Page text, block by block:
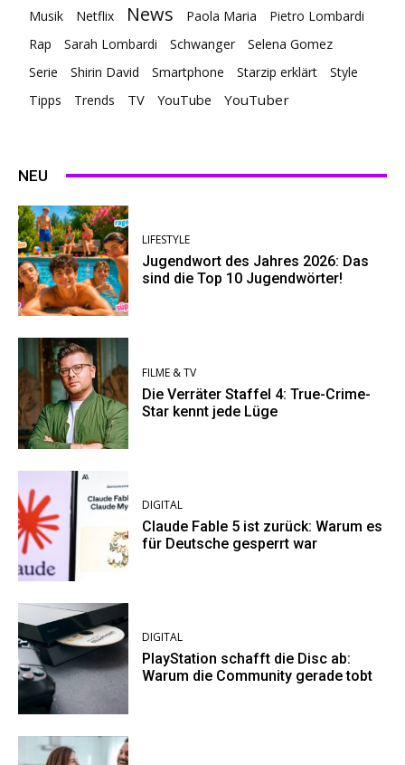
Musik
Netflix News Paola Maria
Pietro Lombardi
Rap
Sarah Lombardi Schwanger
Selena Gomez
Serie
Shirin David Smartphone Starzip erklärt
Style
Tipps
Trends TV YouTube YouTuber
NEU
LIFESTYLE
Jugendwort des Jahres 2026: Das
sind die Top 10 Jugendwörter!
FILME & TV
Die Verräter Staffel 4: True-Crime-
Star kennt jede Lüge
DIGITAL
Claude Fable 5 ist zurück: Warum es
für Deutsche gesperrt war
DIGITAL
PlayStation schafft die Disc ab:
Warum die Community gerade tobt